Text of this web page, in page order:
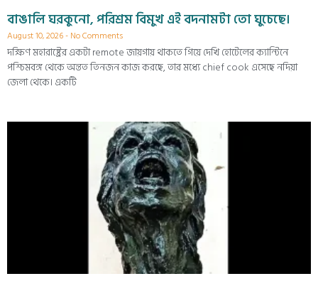
বাঙালি ঘরকুনো, পরিশ্রম বিমুখ এই বদনামটা তো ঘুচেছে।
August 10, 2026 No Comments
দক্ষিণ মহারাষ্ট্রের একটা remote জায়গায় থাকতে গিয়ে দেখি হোটেলের ক্যান্টিনে
পশ্চিমবঙ্গ থেকে অন্তত তিনজন কাজ করছে, তার মধ্যে chief cook এসেছে নদিয়া
জেলা থেকে। একটি